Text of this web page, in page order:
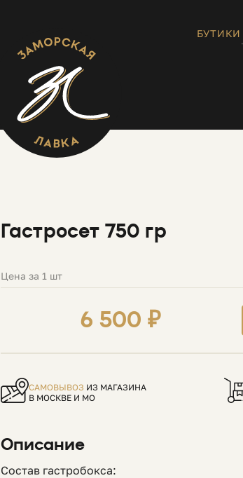
БУТИКИ
Гастросет 750 гр
Цена за 1 шт
6 500 ₽
САМОВЫВОЗ ИЗ МАГАЗИНА
В МОСКВЕ И МО
Описание
Состав гастробокса: